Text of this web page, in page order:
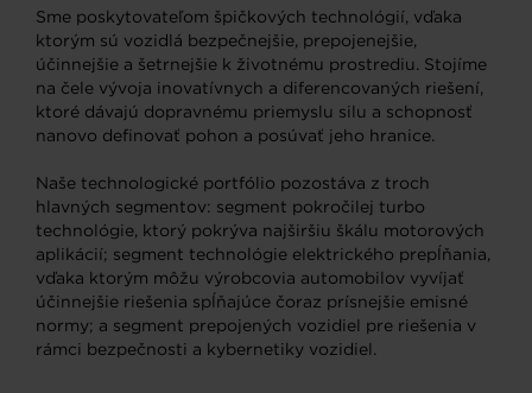
Sme poskytovateľom špičkových technológií, vďaka
ktorým sú vozidlá bezpečnejšie, prepojenejšie,
účinnejšie a šetrnejšie k životnému prostrediu. Stojíme
na čele vývoja inovatívnych a diferencovaných riešení,
ktoré dávajú dopravnému priemyslu silu a schopnosť
nanovo definovať pohon a posúvať jeho hranice.
Naše technologické portfólio pozostáva z troch
hlavných segmentov: segment pokročilej turbo
technológie, ktorý pokrýva najširšiu škálu motorových
aplikácií; segment technológie elektrického prepĺňania,
vďaka ktorým môžu výrobcovia automobilov vyvíjať
účinnejšie riešenia spĺňajúce čoraz prísnejšie emisné
normy; a segment prepojených vozidiel pre riešenia v
rámci bezpečnosti a kybernetiky vozidiel.